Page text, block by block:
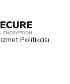
Politikası